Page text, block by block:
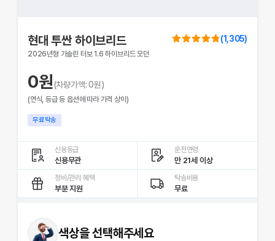
현대 투싼 하이브리드 (1,305)
2026년형 가솔린 터보 1.6 하이브리드 모던
0원(차량가액: 0원)
(연식, 등급 등 옵션에 따라 가격 상이)
무료탁송
신용등급
신용무관
운전연령
만 21세 이상
정비/관리 혜택
부분 지원
탁송비용
무료
색상을 선택해주세요